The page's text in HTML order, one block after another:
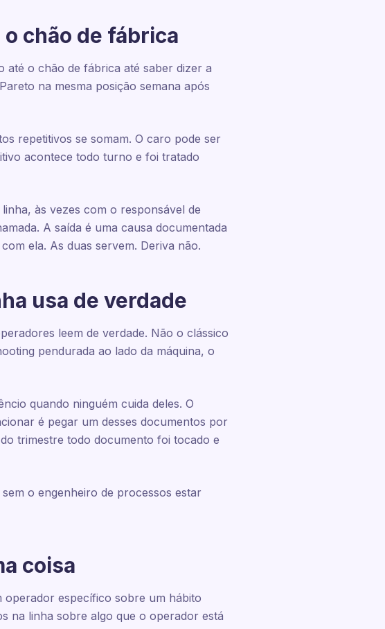
chão de fábrica
o chão de fábrica até saber dizer a
na mesma posição semana após
repetitivos se somam. O caro pode ser
acontece todo turno e foi tratado
às vezes com o responsável de
A saída é uma causa documentada
ela. As duas servem. Deriva não.
usa de verdade
leem de verdade. Não o clássico
pendurada ao lado da máquina, o
quando ninguém cuida deles. O
é pegar um desses documentos por
trimestre todo documento foi tocado e
o engenheiro de processos estar
coisa
específico sobre um hábito
na linha sobre algo que o operador está